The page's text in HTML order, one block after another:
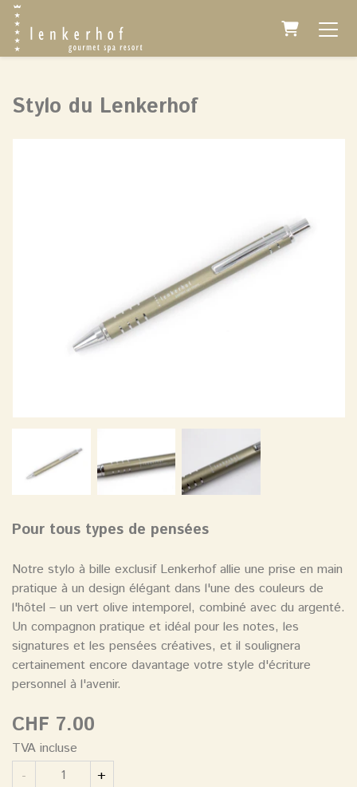
Panier
Stylo du Lenkerhof
Pour tous types de pensées
Notre stylo à bille exclusif Lenkerhof allie une prise en main
pratique à un design élégant dans l'une des couleurs de
l'hôtel – un vert olive intemporel, combiné avec du argenté.
Un compagnon pratique et idéal pour les notes, les
signatures et les pensées créatives, et il soulignera
certainement encore davantage votre style d'écriture
personnel à l'avenir.
CHF 7.00
TVA incluse
Quantité
- +